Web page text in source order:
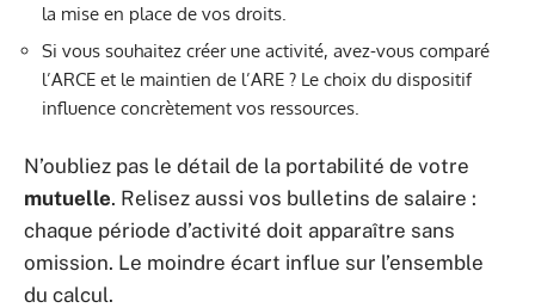
la mise en place de vos droits.
Si vous souhaitez créer une activité, avez-vous comparé
l’ARCE et le maintien de l’ARE ? Le choix du dispositif
influence concrètement vos ressources.
N’oubliez pas le détail de la portabilité de votre
mutuelle. Relisez aussi vos bulletins de salaire :
chaque période d’activité doit apparaître sans
omission. Le moindre écart influe sur l’ensemble
du calcul.